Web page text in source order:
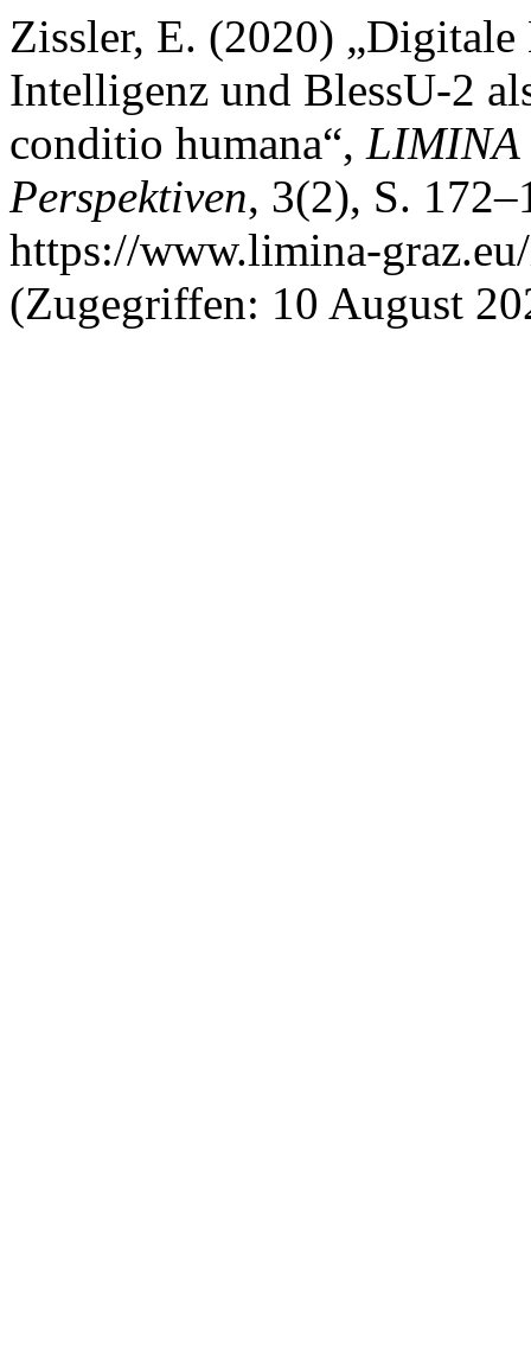
Zissler, E. (2020)
Intelligenz und BlessU-2
conditio humana“, LIMINA
Perspektiven, 3(2), S.
https://www.limina-
(Zugegriffen: 10 August